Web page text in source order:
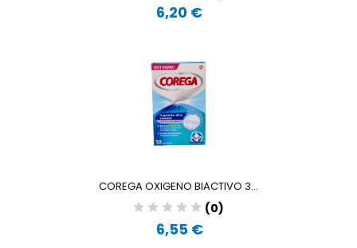
6,20 €
COREGA OXIGENO BIACTIVO 3...
(0)
6,55 €